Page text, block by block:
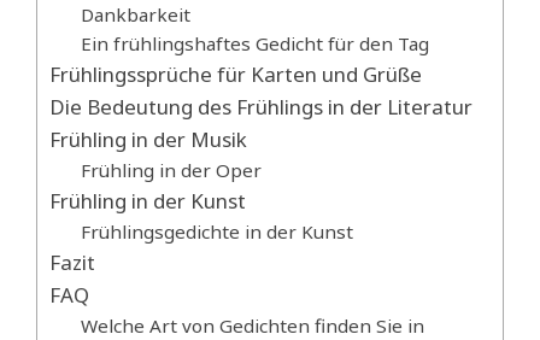
Dankbarkeit
Ein frühlingshaftes Gedicht für den Tag
Frühlingssprüche für Karten und Grüße
Die Bedeutung des Frühlings in der Literatur
Frühling in der Musik
Frühling in der Oper
Frühling in der Kunst
Frühlingsgedichte in der Kunst
Fazit
FAQ
Welche Art von Gedichten finden Sie in